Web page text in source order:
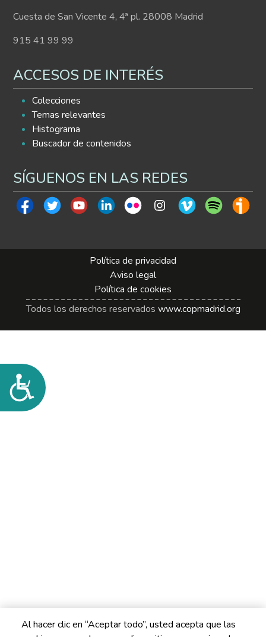
Accesibilidad
Cuesta de San Vicente 4, 4ª pl. 28008 Madrid
915 41 99 99
ACCESOS DE INTERÉS
Colecciones
Temas relevantes
Histograma
Buscador de contenidos
SÍGUENOS EN LAS REDES
Política de privacidad
Aviso legal
Política de cookies
Todos los derechos reservados www.copmadrid.org
Al hacer clic en “Aceptar todo”, usted acepta que las